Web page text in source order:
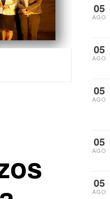
05
AGO
05
AGO
05
AGO
05
AGO
05
AGO